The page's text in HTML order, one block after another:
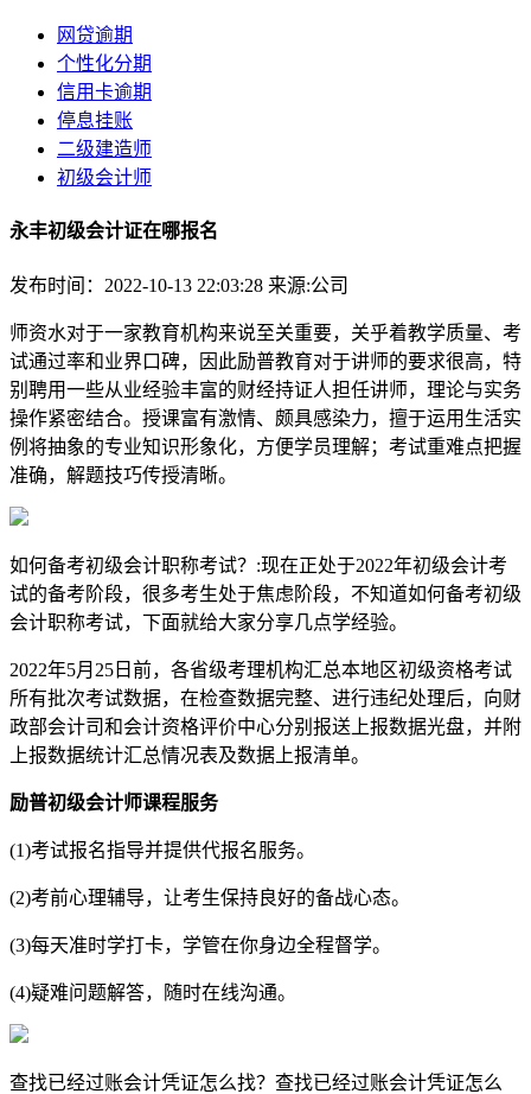
网贷逾期
个性化分期
信用卡逾期
停息挂账
二级建造师
初级会计师
永丰初级会计证在哪报名
发布时间：2022-10-13 22:03:28 来源:公司
师资水对于一家教育机构来说至关重要，关乎着教学质量、考
试通过率和业界口碑，因此励普教育对于讲师的要求很高，特
别聘用一些从业经验丰富的财经持证人担任讲师，理论与实务
操作紧密结合。授课富有激情、颇具感染力，擅于运用生活实
例将抽象的专业知识形象化，方便学员理解；考试重难点把握
准确，解题技巧传授清晰。
如何备考初级会计职称考试？:现在正处于2022年初级会计考
试的备考阶段，很多考生处于焦虑阶段，不知道如何备考初级
会计职称考试，下面就给大家分享几点学经验。
2022年5月25日前，各省级考理机构汇总本地区初级资格考试
所有批次考试数据，在检查数据完整、进行违纪处理后，向财
政部会计司和会计资格评价中心分别报送上报数据光盘，并附
上报数据统计汇总情况表及数据上报清单。
励普初级会计师课程服务
(1)考试报名指导并提供代报名服务。
(2)考前心理辅导，让考生保持良好的备战心态。
(3)每天准时学打卡，学管在你身边全程督学。
(4)疑难问题解答，随时在线沟通。
查找已经过账会计凭证怎么找？查找已经过账会计凭证怎么